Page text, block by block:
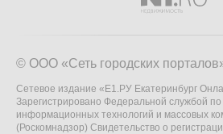
© ООО «Сеть городских
Сетевое издание «Е1.РУ Екатеринбург
Зарегистрировано Федеральной службой
информационных технологий и массовых
(Роскомнадзор) Свидетельство о